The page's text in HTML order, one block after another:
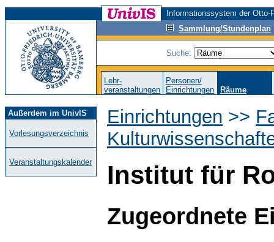
Informationssystem der
Sammlung/Stundenplan
Suche:
Lehr-
veranstaltungen
Personen/
Einrichtungen
Räume
Außerdem im UnivIS
Vorlesungsverzeichnis
Veranstaltungskalender
Einrichtungen >>
Institut für
Zugeordnete